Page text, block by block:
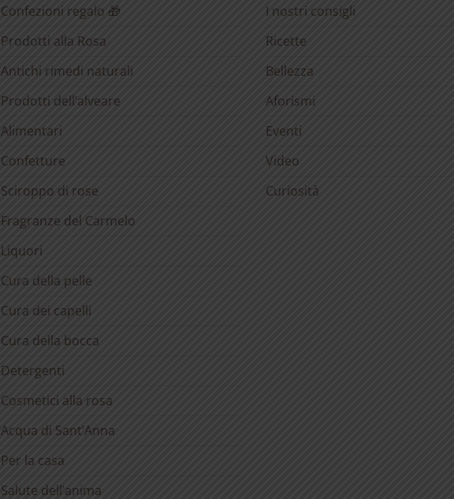
Confezioni regalo 🎁
Prodotti alla Rosa
Antichi rimedi naturali
Prodotti dell’alveare
Alimentari
Confetture
Sciroppo di rose
Fragranze del Carmelo
Liquori
Cura della pelle
Cura dei capelli
Cura della bocca
Detergenti
Cosmetici alla rosa
Acqua di Sant’Anna
Per la casa
Salute dell’anima
I nostri consigli
Ricette
Bellezza
Aforismi
Eventi
Video
Curiosità